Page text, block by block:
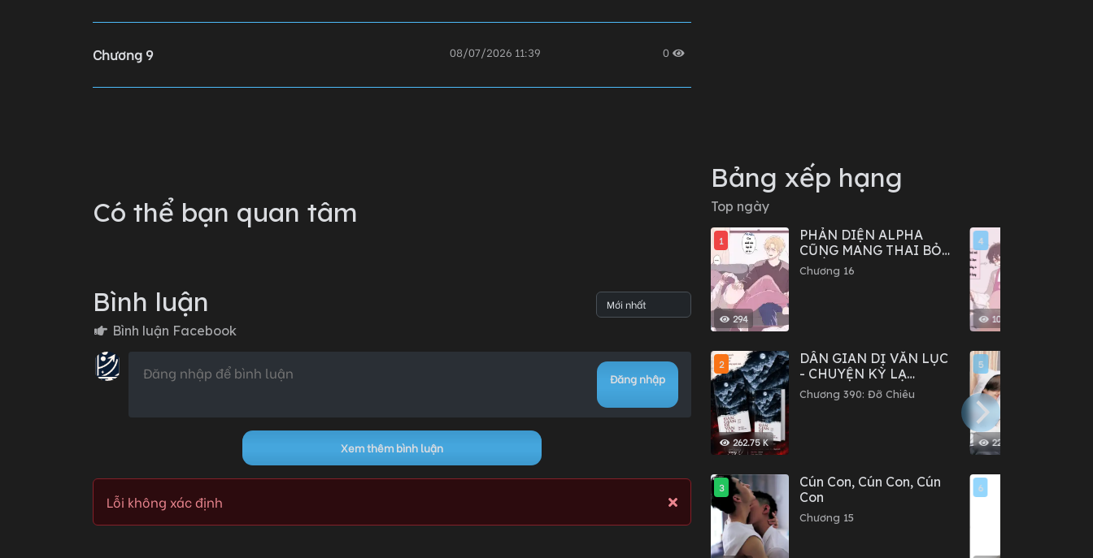
Chương 9 08/07/2026 11:39 0
Chương 5
Chương 4 0
08/07/2026 11:39
Lỗi không xác định
Có thể bạn quan tâm
Bình luận
Bình luận Facebook
Đăng nhập
Xem thêm bình luận
Lỗi không xác định
Bảng xếp hạng
Top ngày
294
1
PHẢN DIỆN ALPHA
CŨNG MANG THAI BỎ
TRỐN SAO?
Chương 16
262.75 K
2
DÂN GIAN DỊ VĂN LỤC
- CHUYỆN KỲ LẠ
TRONG DÂN GIAN
Chương 390: Đỡ Chiêu
3
Cún Con, Cún Con, Cún
Con
Chương 15
109
4
22.35 K
5
6